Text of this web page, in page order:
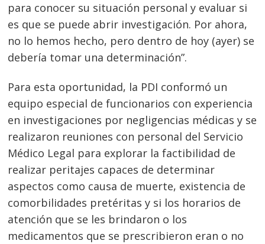
para conocer su situación personal y evaluar si
es que se puede abrir investigación. Por ahora,
no lo hemos hecho, pero dentro de hoy (ayer) se
debería tomar una determinación”.
Para esta oportunidad, la PDI conformó un
equipo especial de funcionarios con experiencia
en investigaciones por negligencias médicas y se
realizaron reuniones con personal del Servicio
Médico Legal para explorar la factibilidad de
realizar peritajes capaces de determinar
aspectos como causa de muerte, existencia de
comorbilidades pretéritas y si los horarios de
atención que se les brindaron o los
medicamentos que se prescribieron eran o no